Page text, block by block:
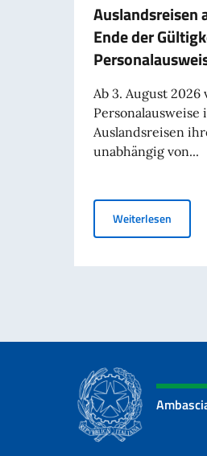
Auslandsreisen
Ende der
Ab 3. August
Auslandsreisen
unabhängig von...
Weiterlesen